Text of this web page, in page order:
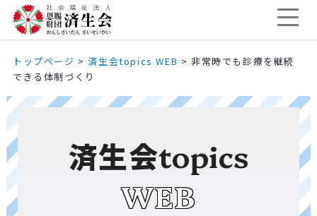
トップページ > 済生会topics WEB > 非常時でも診療を継続
できる体制づくり
済生会topics
WEB